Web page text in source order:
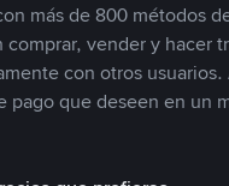
más de 800 métodos
comprar, vender y hacer
con otros
pago que deseen en un